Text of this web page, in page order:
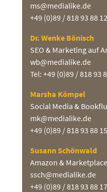
ms@medialike.de
+49 (0)89 / 818 93 88 12
Dr. Wenke Bönisch
SEO & Marketing auf
wb@medialike.de
Tel: +49 (0)89 / 818 93
Marsha Kömpel
Social Media &
mk@medialike.de
+49 (0)89 / 818 93 88 15
Susann Schönwald
Amazon &
ssch@medialike.de
+49 (0)89 / 818 93 88 17